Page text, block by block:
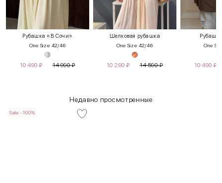
Рубашка «В Сочи»
One Size 42/46
10 490 ₽ 14 990₽
Шелковая рубашка
One Size 42/46
10 290 ₽ 14 590₽
One
10 490 ₽
Недавно просмотренные
Sale -100%